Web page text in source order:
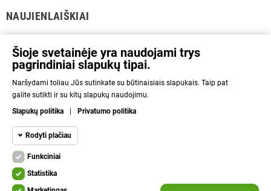
NAUJIENLAIŠKIAI
informaciją rasite parduotuvės taisyklėse.
Aš sutinku su Privatumo politika ir asmens duomenų tvarkymu.
INFORMACIJA
NAUDINGA
KITA
Šioje svetainėje yra naudojami trys
pagrindiniai slapukų tipai.
Naršydami toliau Jūs sutinkate su būtinaisiais slapukais. Taip pat
galite sutikti ir su kitų slapukų naudojimu.
Slapukų politika
Privatumo politika
Rodyti plačiau
Funkciniai
Funkciniai
Statistika